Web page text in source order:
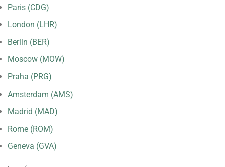
Paris (CDG)
London (LHR)
Berlin (BER)
Moscow (MOW)
Praha (PRG)
Amsterdam (AMS)
Madrid (MAD)
Rome (ROM)
Geneva (GVA)